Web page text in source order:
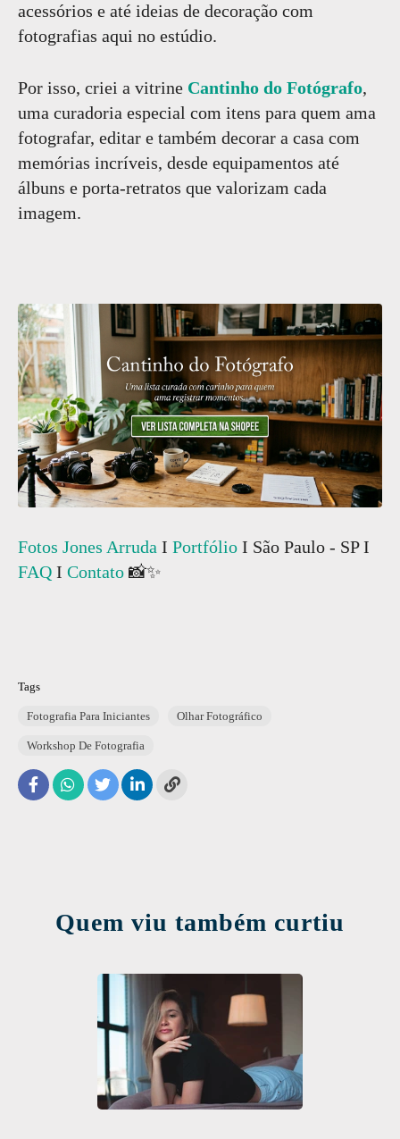
acessórios e até ideias de decoração com
fotografias aqui no estúdio.
Por isso, criei a vitrine Cantinho do Fotógrafo,
uma curadoria especial com itens para quem ama
fotografar, editar e também decorar a casa com
memórias incríveis, desde equipamentos até
álbuns e porta-retratos que valorizam cada
imagem.
Fotos Jones Arruda I Portfólio I São Paulo - SP I
FAQ I Contato 📸✨
Tags
Fotografia Para Iniciantes Olhar Fotográfico
Workshop De Fotografia
Quem viu também curtiu